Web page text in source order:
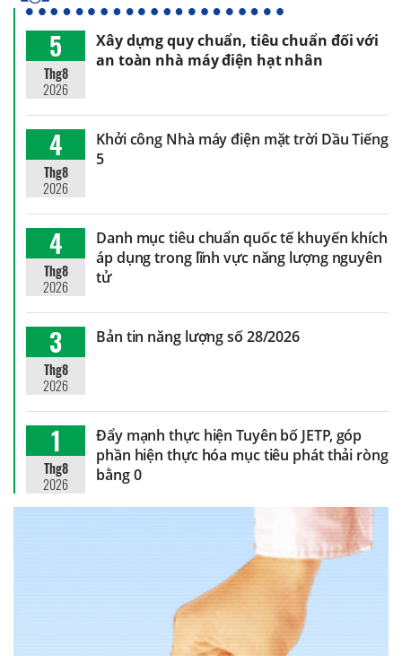
5
Thg8
2026
Xây dựng quy chuẩn, tiêu chuẩn đối với
an toàn nhà máy điện hạt nhân
4
Thg8
2026
Khởi công Nhà máy điện mặt trời Dầu Tiếng
5
4
Thg8
2026
Danh mục tiêu chuẩn quốc tế khuyến khích
áp dụng trong lĩnh vực năng lượng nguyên
tử
3
Thg8
2026
Bản tin năng lượng số 28/2026
1
Thg8
2026
Đẩy mạnh thực hiện Tuyên bố JETP, góp
phần hiện thực hóa mục tiêu phát thải ròng
bằng 0